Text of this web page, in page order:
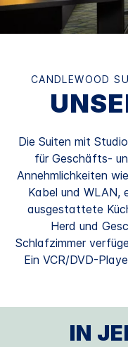
CANDLEWOOD
Die Suiten mit
für Geschäfts-
Annehmlichkeiten
Kabel und WLAN,
ausgestattete
Herd und
Schlafzimmer
Ein VCR/DVD-
IN